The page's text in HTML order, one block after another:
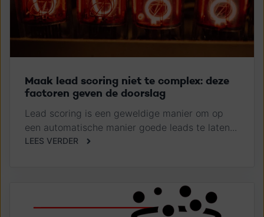
Maak lead scoring niet te complex: deze
factoren geven de doorslag
Lead scoring is een geweldige manier om op
een automatische manier goede leads te laten...
LEES VERDER